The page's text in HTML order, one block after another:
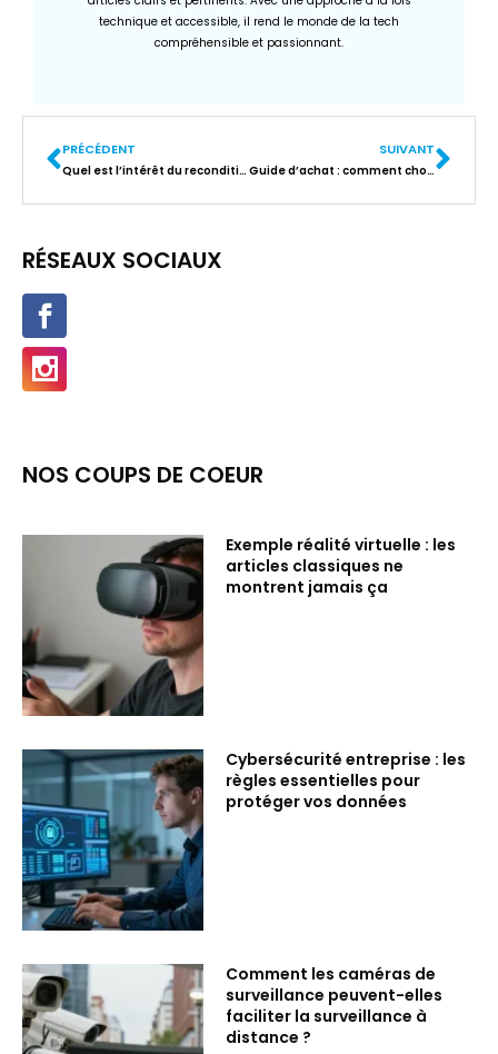
technique et accessible, il rend le monde de la tech
compréhensible et passionnant.
PRÉCÉDENT
Quel est l’intérêt du reconditionné ?
SUIVANT
Guide d’achat : comment choisir un téléphone reconditionné de qualité ?
RÉSEAUX SOCIAUX
NOS COUPS DE COEUR
Exemple réalité virtuelle : les
articles classiques ne
montrent jamais ça
Cybersécurité entreprise : les
règles essentielles pour
protéger vos données
Comment les caméras de
surveillance peuvent-elles
faciliter la surveillance à
distance ?